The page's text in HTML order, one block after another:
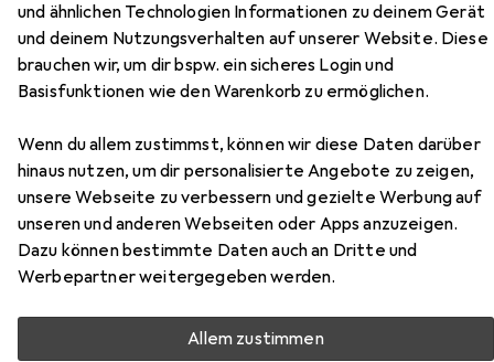
und ähnlichen Technologien Informationen zu deinem Gerät
und deinem Nutzungsverhalten auf unserer Website. Diese
brauchen wir, um dir bspw. ein sicheres Login und
Basisfunktionen wie den Warenkorb zu ermöglichen.
Wenn du allem zustimmst, können wir diese Daten darüber
hinaus nutzen, um dir personalisierte Angebote zu zeigen,
unsere Webseite zu verbessern und gezielte Werbung auf
unseren und anderen Webseiten oder Apps anzuzeigen.
Dazu können bestimmte Daten auch an Dritte und
Werbepartner weitergegeben werden.
Allem zustimmen
EUR
397,94
TopstarSitness 30
Zubehör für Topstar Sitness 30
Hier findest du passendes Zubehör zum Produkt Topstar
Sitness 30 aus den Kategorien Bodenschutzmatte,